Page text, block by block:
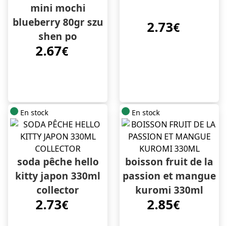
mini mochi
blueberry 80gr szu
shen po
2.67€
2.73€
En stock
soda pêche hello
kitty japon 330ml
collector
2.73€
En stock
boisson fruit de la
passion et mangue
kuromi 330ml
2.85€